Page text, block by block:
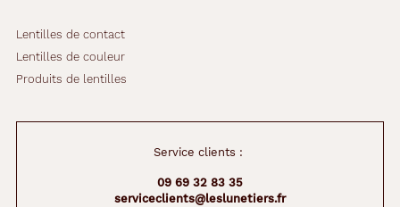
Lentilles de contact
Lentilles de couleur
Produits de lentilles
Service clients :
09 69 32 83 35
serviceclients@leslunetiers.fr